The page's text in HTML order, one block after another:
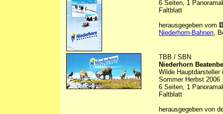
6 Seiten, 1
Faltblatt
herausgegeben vom
Niederhorn-Bahnen,
TBB / SBN
Niederhorn
Wilde
Sommer Herbst 2006
6 Seiten, 1
Faltblatt
herausgegeben von